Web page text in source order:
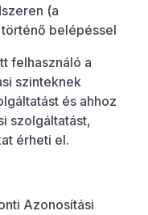
(a
belépéssel
felhasználó a
szinteknek
és ahhoz
szolgáltatást,
érheti el.
Azonosítási